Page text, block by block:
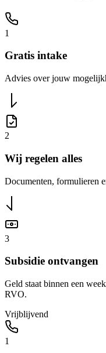
1
Gratis intake
Advies over jouw
2
Wij regelen alles
Documenten, formulieren
3
Subsidie ontvangen
Geld staat binnen een
RVO.
Vrijblijvend
1